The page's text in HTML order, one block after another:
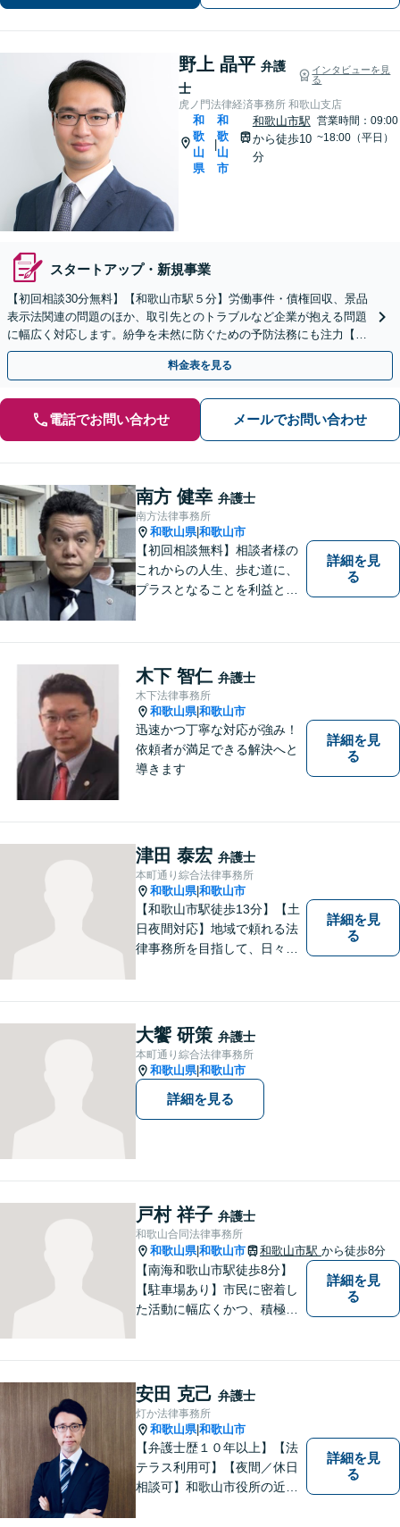
野上 晶平 弁護
士
インタビューを見
る
虎ノ門法律経済事務所 和歌山支店
和
歌
山
県
和
歌
山
市
和歌山市駅
から徒歩10
分
営業時間：09:00
~18:00（平日）
スタートアップ・新規事業
【初回相談30分無料】【和歌山市駅５分】労働事件・債権回収、景品
表示法関連の問題のほか、取引先とのトラブルなど企業が抱える問題
に幅広く対応します。紛争を未然に防ぐための予防法務にも注力【夜
間・休日相談可】顧問契約の実績豊富【Web相談可】
料金表を見る
電話でお問い合わせ メールでお問い合わせ
南方 健幸 弁護士
南方法律事務所
和歌山県|和歌山市
【初回相談無料】相談者様の
これからの人生、歩む道に、
プラスとなることを利益と考
はもちろん、関西・関東から
ご相談いただくこともありま
す。
詳細を見
る
木下 智仁 弁護士
木下法律事務所
和歌山県|和歌山市
迅速かつ丁寧な対応が強み！
依頼者が満足できる解決へと
導きます
詳細を見
る
津田 泰宏 弁護士
本町通り綜合法律事務所
和歌山県|和歌山市
【和歌山市駅徒歩13分】【土
日夜間対応】地域で頼れる法
律事務所を目指して、日々尽
民事事件など、幅広く対応可
能です。まずはお気軽にご相
談ください。
詳細を見
る
大饗 研策 弁護士
本町通り綜合法律事務所
和歌山県|和歌山市
詳細を見る
戸村 祥子 弁護士
和歌山合同法律事務所
和歌山県|和歌山市 和歌山市駅 から徒歩8分
【南海和歌山市駅徒歩8分】
【駐車場あり】市民に密着し
た活動に幅広くかつ、積極的
く対応可能。【地域に根ざし
た弁護士】法律トラブルでお
悩みの方は、お気軽にご相談
ください。
詳細を見
る
安田 克己 弁護士
灯か法律事務所
和歌山県|和歌山市
【弁護士歴１０年以上】【法
テラス利用可】【夜間／休日
相談可】和歌山市役所の近
詳細を見
る